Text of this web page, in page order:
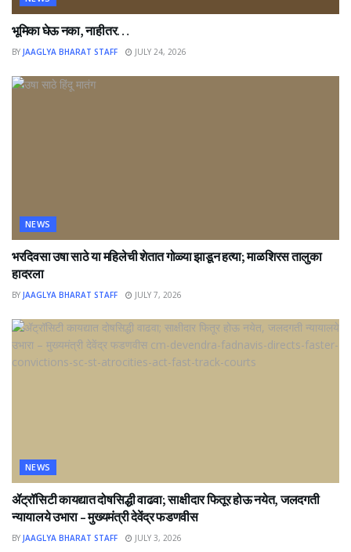
भूमिका घेऊ नका, नाहीतर…
BY JAAGLYA BHARAT STAFF JULY 24, 2026
NEWS
भरदिवसा उषा साठे या महिलेची शेतात गोळ्या झाडून हत्या; माळशिरस तालुका
हादरला
BY JAAGLYA BHARAT STAFF JULY 7, 2026
NEWS
ॲट्रॉसिटी कायद्यात दोषसिद्धी वाढवा; साक्षीदार फितूर होऊ नयेत, जलदगती
न्यायालये उभारा – मुख्यमंत्री देवेंद्र फडणवीस
BY JAAGLYA BHARAT STAFF JULY 3, 2026